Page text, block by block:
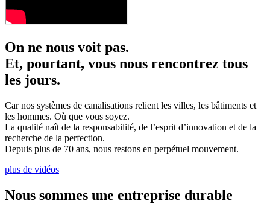
On ne nous voit pas.
Et, pourtant, vous nous rencontrez tous
les jours.
Car nos systèmes de canalisations relient les villes, les bâtiments et
les hommes. Où que vous soyez.
La qualité naît de la responsabilité, de l’esprit d’innovation et de la
recherche de la perfection.
Depuis plus de 70 ans, nous restons en perpétuel mouvement.
plus de vidéos
Nous sommes une entreprise durable